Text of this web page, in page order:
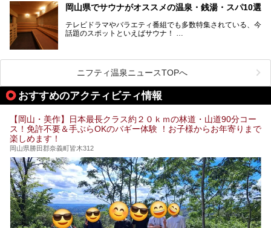
ます。ここでは、岡山県で評判のスーパー銭湯をご紹介しま
しょう。
ススメ温泉・銭湯・スパ10ヶ所を紹介させていただきま
岡山県でサウナがオススメの温泉・銭湯・スパ10選
テレビドラマやバラエティ番組でも多数特集されている、今
話題のスポットといえばサウナ！
今回は、岡山県でサウナがおすすめの温泉や銭湯、スパを厳
選してご紹介！
血流が良くなるだけでなく美容効果やリラックス効果も期待
ニフティ温泉ニュースTOPへ
おすすめのアクティビティ情報
【岡山・美作】日本最長クラス約２０ｋｍの林道・山道90分コー
ス！免許不要＆手ぶらOKのバギー体験 ！お子様からお年寄りまで
楽しめます！
岡山県勝田郡奈義町皆木312